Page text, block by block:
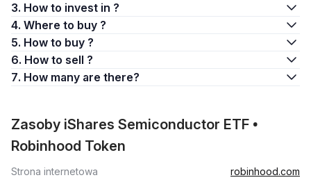
3. How to invest in ?
4. Where to buy ?
5. How to buy ?
6. How to sell ?
7. How many are there?
Zasoby iShares Semiconductor ETF •
Robinhood Token
Strona internetowa
robinhood.com